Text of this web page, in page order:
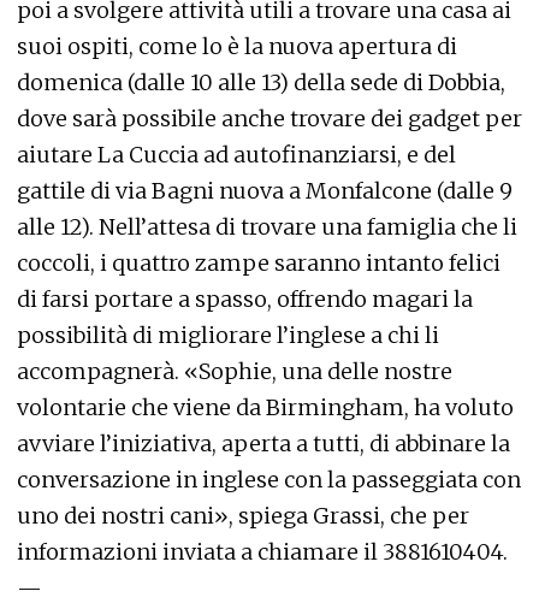
poi a svolgere attività utili a trovare una casa ai
suoi ospiti, come lo è la nuova apertura di
domenica (dalle 10 alle 13) della sede di Dobbia,
dove sarà possibile anche trovare dei gadget per
aiutare La Cuccia ad autofinanziarsi, e del
gattile di via Bagni nuova a Monfalcone (dalle 9
alle 12). Nell’attesa di trovare una famiglia che li
coccoli, i quattro zampe saranno intanto felici
di farsi portare a spasso, offrendo magari la
possibilità di migliorare l’inglese a chi li
accompagnerà. «Sophie, una delle nostre
volontarie che viene da Birmingham, ha voluto
avviare l’iniziativa, aperta a tutti, di abbinare la
conversazione in inglese con la passeggiata con
uno dei nostri cani», spiega Grassi, che per
informazioni inviata a chiamare il 3881610404.
—